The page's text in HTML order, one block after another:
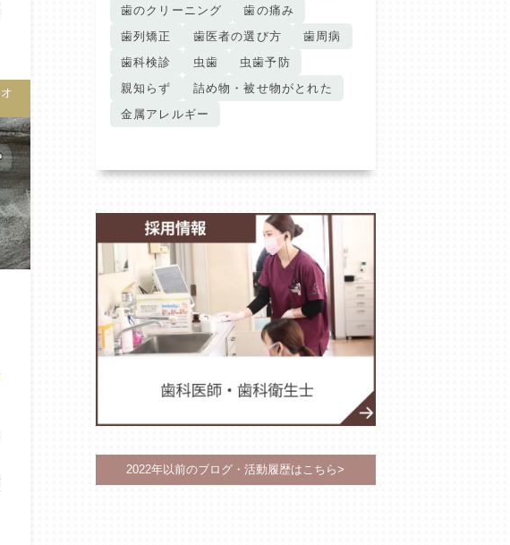
歯のクリーニング
歯の痛み
歯列矯正
歯医者の選び方
歯周病
歯科検診
虫歯
虫歯予防
親知らず
詰め物・被せ物がとれた
金属アレルギー
2022年以前のブログ・活動履歴はこちら>